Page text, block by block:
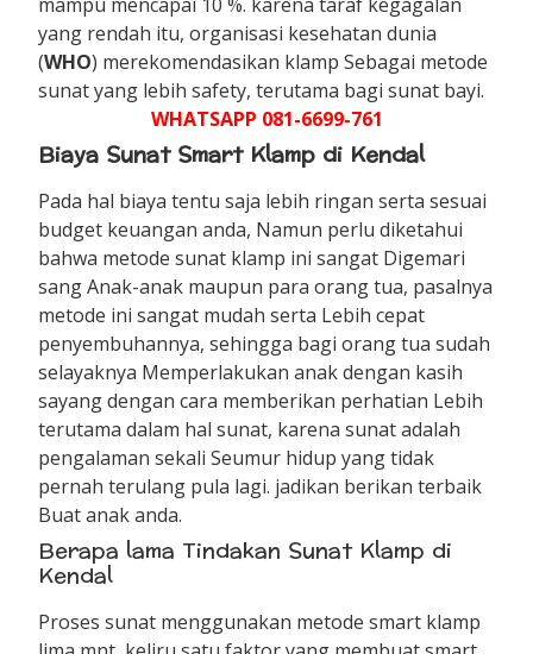
yang rendah itu, organisasi kesehatan dunia
(WHO) merekomendasikan klamp Sebagai metode
sunat yang lebih safety, terutama bagi sunat bayi.
WHATSAPP 081-6699-761
Biaya Sunat Smart Klamp di Kendal
Pada hal biaya tentu saja lebih ringan serta sesuai
budget keuangan anda, Namun perlu diketahui
bahwa metode sunat klamp ini sangat Digemari
sang Anak-anak maupun para orang tua, pasalnya
metode ini sangat mudah serta Lebih cepat
penyembuhannya, sehingga bagi orang tua sudah
selayaknya Memperlakukan anak dengan kasih
sayang dengan cara memberikan perhatian Lebih
terutama dalam hal sunat, karena sunat adalah
pengalaman sekali Seumur hidup yang tidak
pernah terulang pula lagi. jadikan berikan terbaik
Buat anak anda.
Berapa lama Tindakan Sunat Klamp di
Kendal
Proses sunat menggunakan metode smart klamp